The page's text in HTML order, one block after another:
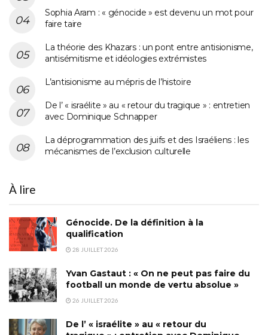
Sophia Aram : « génocide » est devenu un mot pour
faire taire
La théorie des Khazars : un pont entre antisionisme,
antisémitisme et idéologies extrémistes
L’antisionisme au mépris de l’histoire
De l’ « israélite » au « retour du tragique » : entretien
avec Dominique Schnapper
La déprogrammation des juifs et des Israéliens : les
mécanismes de l’exclusion culturelle
À lire
Génocide. De la définition à la
qualification
28 JUILLET 2026
Yvan Gastaut : « On ne peut pas faire du
football un monde de vertu absolue »
26 JUILLET 2026
De l’ « israélite » au « retour du